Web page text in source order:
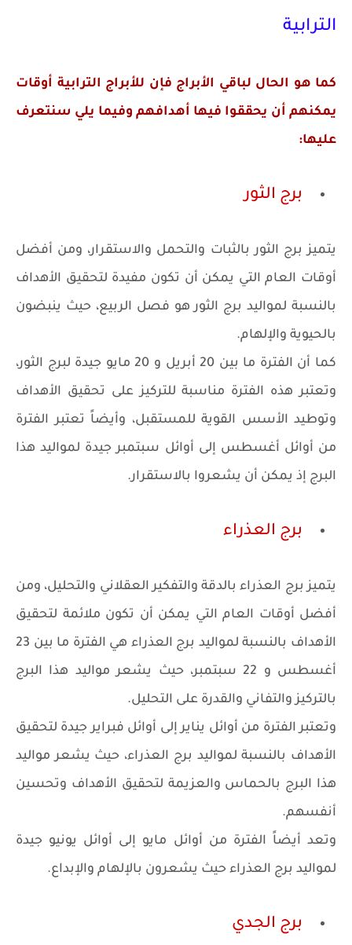
الترابية
كما هو الحال لباقي الأبراج فإن للأبراج الترابية أوقات
يمكنهم أن يحققوا فيها أهدافهم وفيما يلي سنتعرف
عليها:
برج الثور
يتميز برج الثور بالثبات والتحمل والاستقرار، ومن أفضل
أوقات العام التي يمكن أن تكون مفيدة لتحقيق الأهداف
بالنسبة لمواليد برج الثور هو فصل الربيع، حيث ينبضون
بالحيوية والإلهام.
كما أن الفترة ما بين 20 أبريل و 20 مايو جيدة لبرج الثور،
وتعتبر هذه الفترة مناسبة للتركيز على تحقيق الأهداف
وتوطيد الأسس القوية للمستقبل، وأيضاً تعتبر الفترة
من أوائل أغسطس إلى أوائل سبتمبر جيدة لمواليد هذا
البرج إذ يمكن أن يشعروا بالاستقرار.
برج العذراء
يتميز برج العذراء بالدقة والتفكير العقلاني والتحليل، ومن
أفضل أوقات العام التي يمكن أن تكون ملائمة لتحقيق
الأهداف بالنسبة لمواليد برج العذراء هي الفترة ما بين 23
أغسطس و 22 سبتمبر، حيث يشعر مواليد هذا البرج
بالتركيز والتفاني والقدرة على التحليل.
وتعتبر الفترة من أوائل يناير إلى أوائل فبراير جيدة لتحقيق
الأهداف بالنسبة لمواليد برج العذراء، حيث يشعر مواليد
هذا البرج بالحماس والعزيمة لتحقيق الأهداف وتحسين
أنفسهم.
وتعد أيضاً الفترة من أوائل مايو إلى أوائل يونيو جيدة
لمواليد برج العذراء حيث يشعرون بالإلهام والإبداع.
برج الجدي